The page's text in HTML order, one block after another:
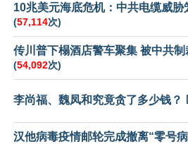
10兆美元海底危机：中共电缆威胁
(57,114次)
传川普下榻酒店警车聚集 被中共
(54,092次)
李尚福、魏凤和究竟贪了多少钱？
汉他病毒疫情邮轮完成撤离“零号